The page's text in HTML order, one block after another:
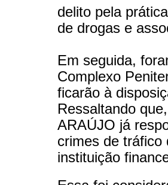
delito pela
de drogas e
Em seguida,
Complexo
ficarão à
Ressaltando
ARAÚJO já
crimes de tráfico
instituição